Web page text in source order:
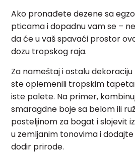
Ako pronađete dezene sa
pticama i dopadnu vam se –
da će u vaš spavaći prostor
dozu tropskog raja.
Za nameštaj i ostalu
ste oplemenili tropskim
iste palete. Na primer,
smaragdne boje sa belom ili
posteljinom za bogat i slojevit
u zemljanim tonovima i
dodir prirode.